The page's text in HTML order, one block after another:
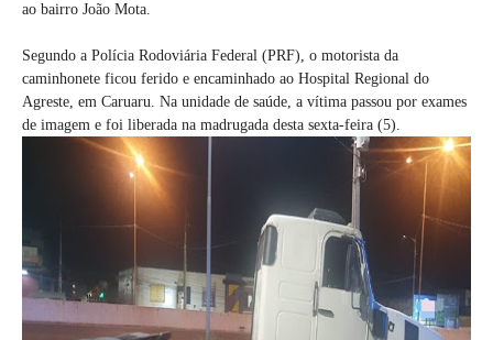
ao bairro João Mota.
Segundo a Polícia Rodoviária Federal (PRF), o motorista da
caminhonete ficou ferido e encaminhado ao Hospital Regional do
Agreste, em Caruaru. Na unidade de saúde, a vítima passou por exames
de imagem e foi liberada na madrugada desta sexta-feira (5).